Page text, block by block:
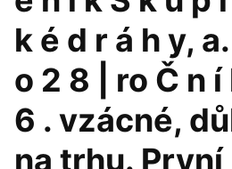
k é d r á h y,
o 2 8 | ro Č n í
6 . vzácné,
na trhu. První